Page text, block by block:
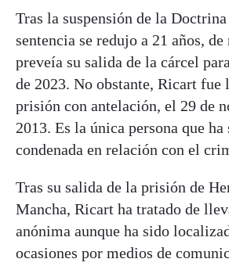
Tras la suspensión de la
sentencia se redujo a 21 años, de
preveía su salida de la cárcel
de 2023. No obstante, Ricart fue
prisión con antelación, el 29 de
2013. Es la única persona que
condenada en relación con el
Tras su salida de la prisión de
Mancha, Ricart ha tratado de
anónima aunque ha sido
ocasiones por medios de